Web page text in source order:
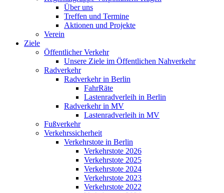
Über uns
Treffen und Termine
Aktionen und Projekte
Verein
Ziele
Öffentlicher Verkehr
Unsere Ziele im Öffentlichen Nahverkehr
Radverkehr
Radverkehr in Berlin
FahrRäte
Lastenradverleih in Berlin
Radverkehr in MV
Lastenradverleih in MV
Fußverkehr
Verkehrssicherheit
Verkehrstote in Berlin
Verkehrstote 2026
Verkehrstote 2025
Verkehrstote 2024
Verkehrstote 2023
Verkehrstote 2022